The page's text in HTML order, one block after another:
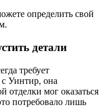
определить свой
детали
требует
Уинтир, она
отделки мог оказаться
потребовало лишь